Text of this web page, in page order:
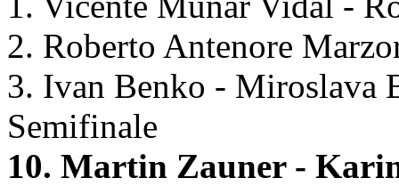
2. Roberto Antenore
3. Ivan Benko - Miroslava
Semifinale
10. Martin Zauner -